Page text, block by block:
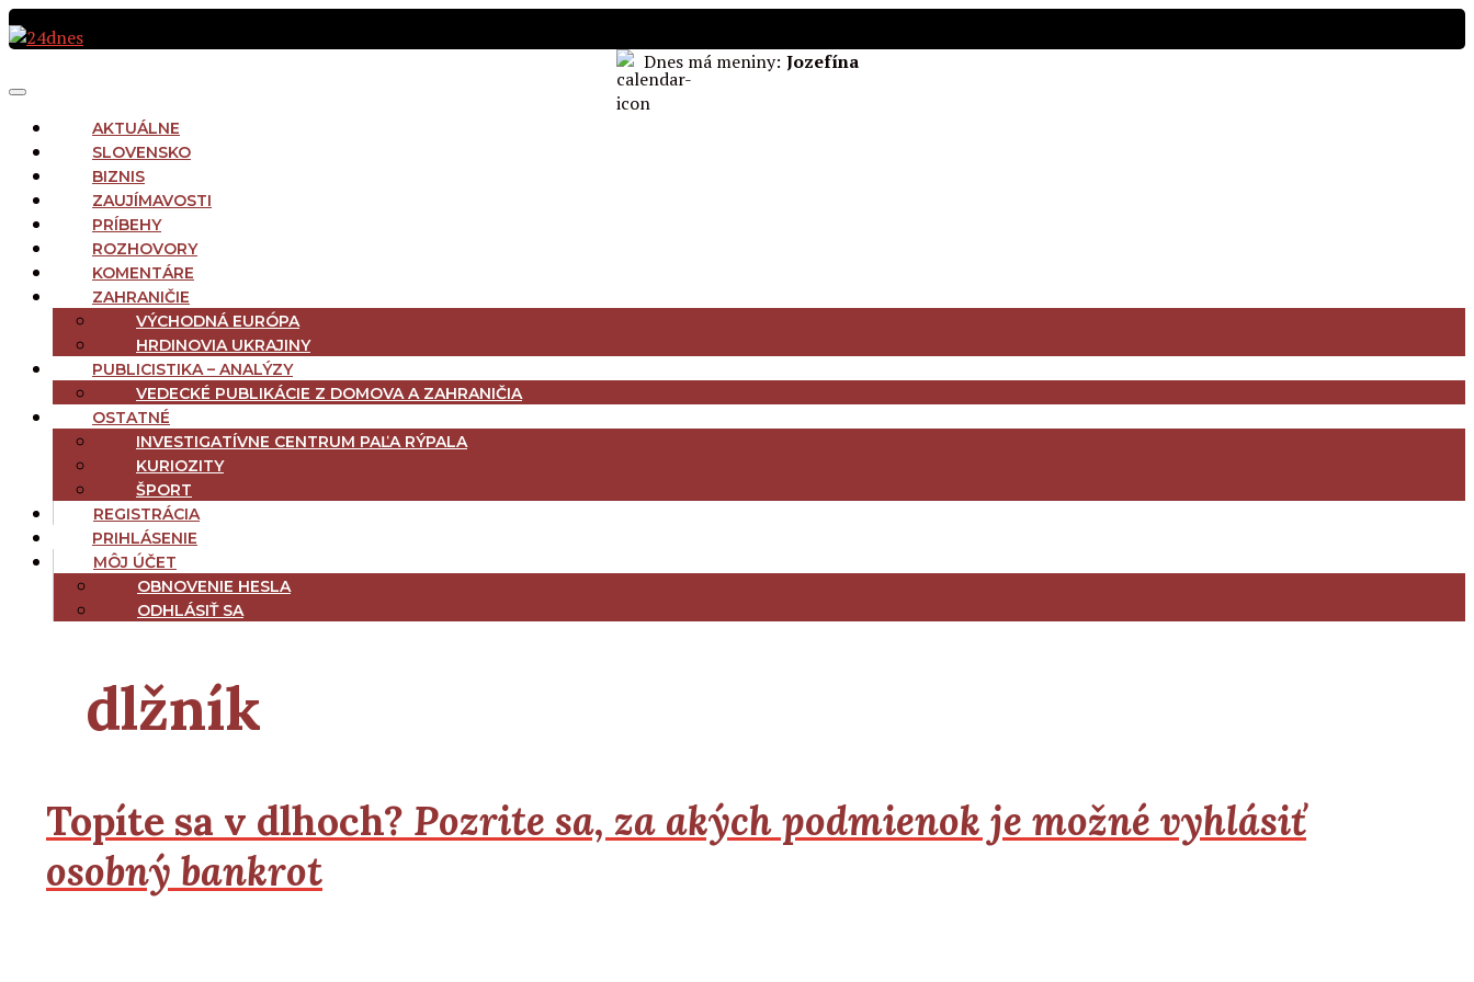
Preskočiť
na
Dnes má meniny: Jozefína
Menu
AKTUÁLNE
SLOVENSKO
BIZNIS
ZAUJÍMAVOSTI
PRÍBEHY
ROZHOVORY
KOMENTÁRE
ZAHRANIČIE
VÝCHODNÁ EURÓPA
HRDINOVIA UKRAJINY
PUBLICISTIKA – ANALÝZY
VEDECKÉ PUBLIKÁCIE Z DOMOVA A ZAHRANIČIA
OSTATNÉ
INVESTIGATÍVNE CENTRUM PAĽA RÝPALA
KURIOZITY
ŠPORT
REGISTRÁCIA
PRIHLÁSENIE
MÔJ ÚČET
OBNOVENIE HESLA
ODHLÁSIŤ SA
dlžník
Topíte sa v dlhoch? Pozrite sa, za akých podmienok je možné vyhlásiť
osobný bankrot